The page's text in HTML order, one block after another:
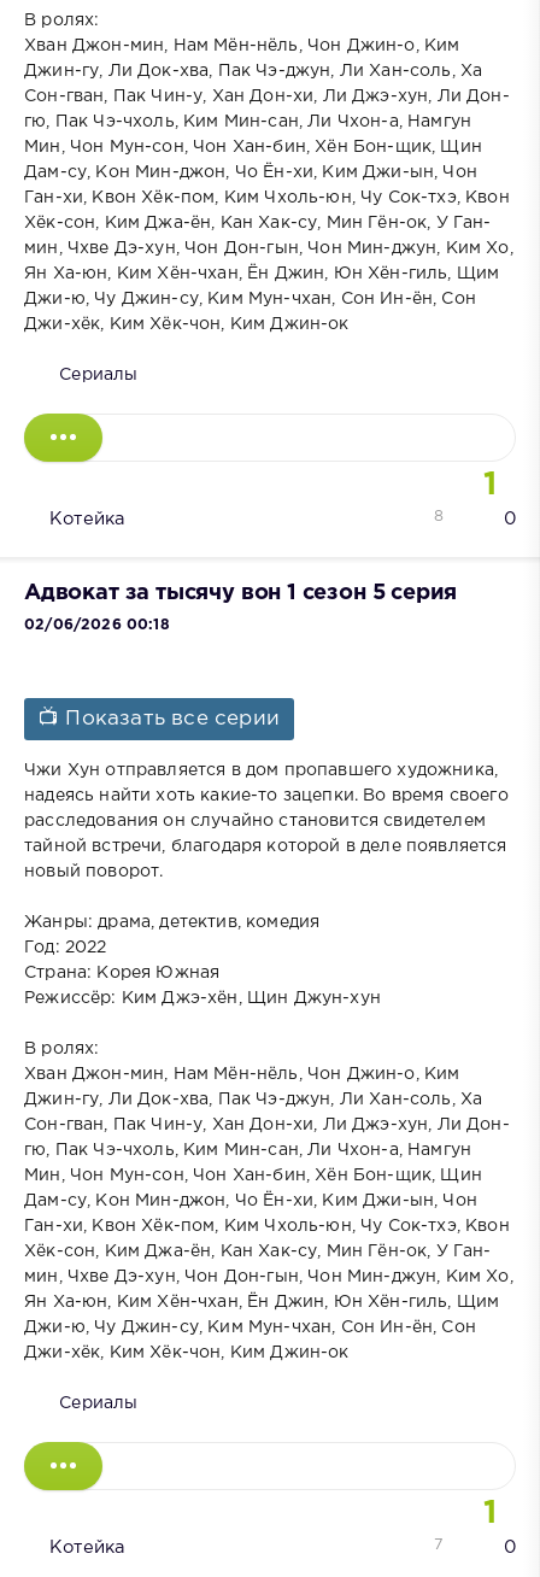
В ролях:
Хван Джон-мин, Нам Мён-нёль, Чон Джин-о, Ким
Джин-гу, Ли Док-хва, Пак Чэ-джун, Ли Хан-соль, Ха
Сон-гван, Пак Чин-у, Хан Дон-хи, Ли Джэ-хун, Ли Дон-
гю, Пак Чэ-чхоль, Ким Мин-сан, Ли Чхон-а, Намгун
Мин, Чон Мун-сон, Чон Хан-бин, Хён Бон-щик, Щин
Дам-су, Кон Мин-джон, Чо Ён-хи, Ким Джи-ын, Чон
Ган-хи, Квон Хёк-пом, Ким Чхоль-юн, Чу Сок-тхэ, Квон
Хёк-сон, Ким Джа-ён, Кан Хак-су, Мин Гён-ок, У Ган-
мин, Чхве Дэ-хун, Чон Дон-гын, Чон Мин-джун, Ким Хо,
Ян Ха-юн, Ким Хён-чхан, Ён Джин, Юн Хён-гиль, Щим
Джи-ю, Чу Джин-су, Ким Мун-чхан, Сон Ин-ён, Сон
Джи-хёк, Ким Хёк-чон, Ким Джин-ок
Сериалы
1
Котейка 0
8
Адвокат за тысячу вон 1 сезон 5 серия
02/06/2026 00:18
📺 Показать все серии
Чжи Хун отправляется в дом пропавшего художника,
надеясь найти хоть какие-то зацепки. Во время своего
расследования он случайно становится свидетелем
тайной встречи, благодаря которой в деле появляется
новый поворот.
Жанры: драма, детектив, комедия
Год: 2022
Страна: Корея Южная
Режиссёр: Ким Джэ-хён, Щин Джун-хун
В ролях:
Хван Джон-мин, Нам Мён-нёль, Чон Джин-о, Ким
Джин-гу, Ли Док-хва, Пак Чэ-джун, Ли Хан-соль, Ха
Сон-гван, Пак Чин-у, Хан Дон-хи, Ли Джэ-хун, Ли Дон-
гю, Пак Чэ-чхоль, Ким Мин-сан, Ли Чхон-а, Намгун
Мин, Чон Мун-сон, Чон Хан-бин, Хён Бон-щик, Щин
Дам-су, Кон Мин-джон, Чо Ён-хи, Ким Джи-ын, Чон
Ган-хи, Квон Хёк-пом, Ким Чхоль-юн, Чу Сок-тхэ, Квон
Хёк-сон, Ким Джа-ён, Кан Хак-су, Мин Гён-ок, У Ган-
мин, Чхве Дэ-хун, Чон Дон-гын, Чон Мин-джун, Ким Хо,
Ян Ха-юн, Ким Хён-чхан, Ён Джин, Юн Хён-гиль, Щим
Джи-ю, Чу Джин-су, Ким Мун-чхан, Сон Ин-ён, Сон
Джи-хёк, Ким Хёк-чон, Ким Джин-ок
Сериалы
1
Котейка 0
7